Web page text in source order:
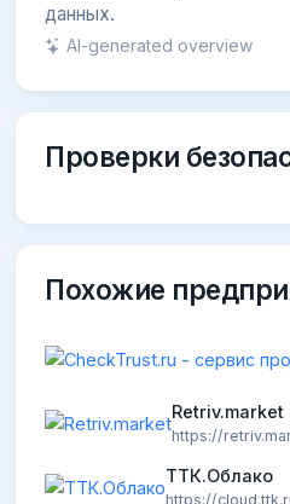
данных.
AI-generated overview
Проверки
Похожие
Retriv.market
https://
ТТК.Облако
https://